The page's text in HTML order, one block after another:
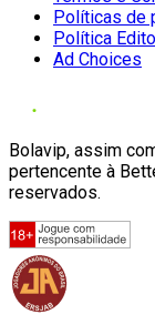
Políticas de
Política
Ad Choices
Bolavip, assim
pertencente à
reservados.